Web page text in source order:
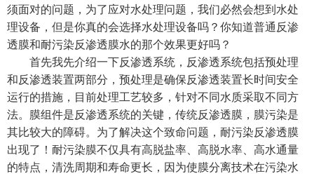
须面对的问题，为了应对水处理问题，我们必然会想到水处
理设备，但是你真的会选择水处理设备吗？你知道普通反渗
透膜和耐污染反渗透膜水的那个效果更好吗？
首先我先介绍一下反渗透系统，反渗透系统包括预处理
和反渗透装置两部分，预处理是确保反渗透装置长时间安全
运行的措施，目前处理工艺较多，针对不同水质采取不同方
法。膜组件是反渗透系统的关键，传统反渗透膜，膜污染是
其比较大的障碍。为了解决这个致命问题，耐污染反渗透膜
出现了！耐污染膜不仅具有高脱盐率、高脱水率、高水通量
的特点，清洗周期和寿命更长，因为使膜分离技术在污染水